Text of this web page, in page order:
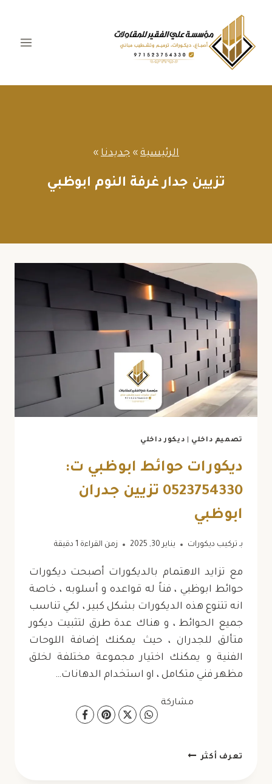
المحتوى
الرئيسية » جديدنا »
تزيين جدار غرفة النوم ابوظبي
تصميم داخلي ديكور داخلي
ديكورات حوائط ابوظبي ت:
0523754330 تزيين جدران
ابوظبي
بـ تركيب ديكورات يناير 30, 2025 زمن القراءة دقيقة
مع تزايد الاهتمام بالديكورات أصبحت ديكورات
حوائط ابوظبي ، فناً له قواعده و أسلوبه ، خاصة
انه تتنوع هذه الديكورات بشكل كبير ، لكي تناسب
جميع الحوائط ، و هناك عدة طرق لتثبيت ديكور
متألق للجدران ، حيث يمكنك إضافة اللوحات
الفنية و يمكنك اختيار مجموعة مختلفة لخلق
مظهر فني متكامل ، او استخدام الدهانات…
مشاركة
تعرف أكثر ديكورات